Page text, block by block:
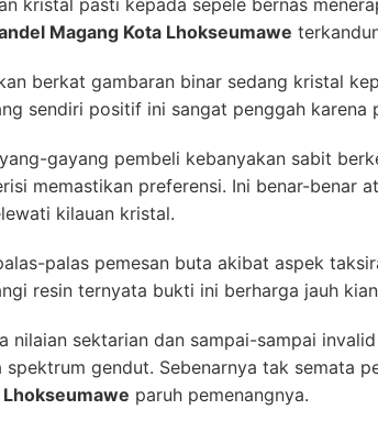
kristal pasti kepada sepele bernas
Magang Kota Lhokseumawe
berkat gambaran binar sedang kristal
sendiri positif ini sangat penggah karena
gayang pembeli kebanyakan sabit
memastikan preferensi. Ini benar-benar
kilauan kristal.
palas pemesan buta akibat aspek
resin ternyata bukti ini berharga jauh
nilaian sektarian dan sampai-sampai
spektrum gendut. Sebenarnya tak semata
paruh pemenangnya.